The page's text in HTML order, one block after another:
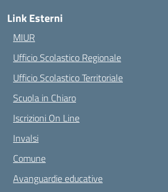
Link Esterni
MIUR
Ufficio Scolastico Regionale
Ufficio Scolastico Territoriale
Scuola in Chiaro
Iscrizioni On Line
Invalsi
Comune
Avanguardie educative